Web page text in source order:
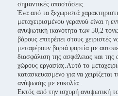
σημαντικές αποστάσεις.
Ένα από τα ξεχωριστά
μεταχειρισμένου γερανού είναι η
ανυψωτική ικανότητα των 50,2
βάρους επιτρέπει στους χειριστές
μεταφέρουν βαριά φορτία με
διασφάλιση της ασφάλειας και της
χώρους εργασίας.Αυτό το
κατασκευασμένο για να χειρίζεται
ανύψωσης με ευκολία..
Εκτός από την ισχυρή ανυψωτική